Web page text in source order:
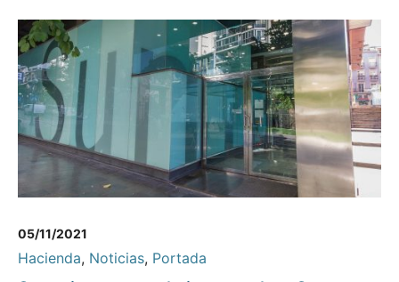
05/11/2021
Hacienda, Noticias, Portada